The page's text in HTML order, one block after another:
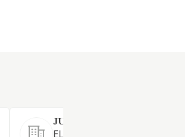
JUAN VENTEO SL
EL TRANSPORTE DE